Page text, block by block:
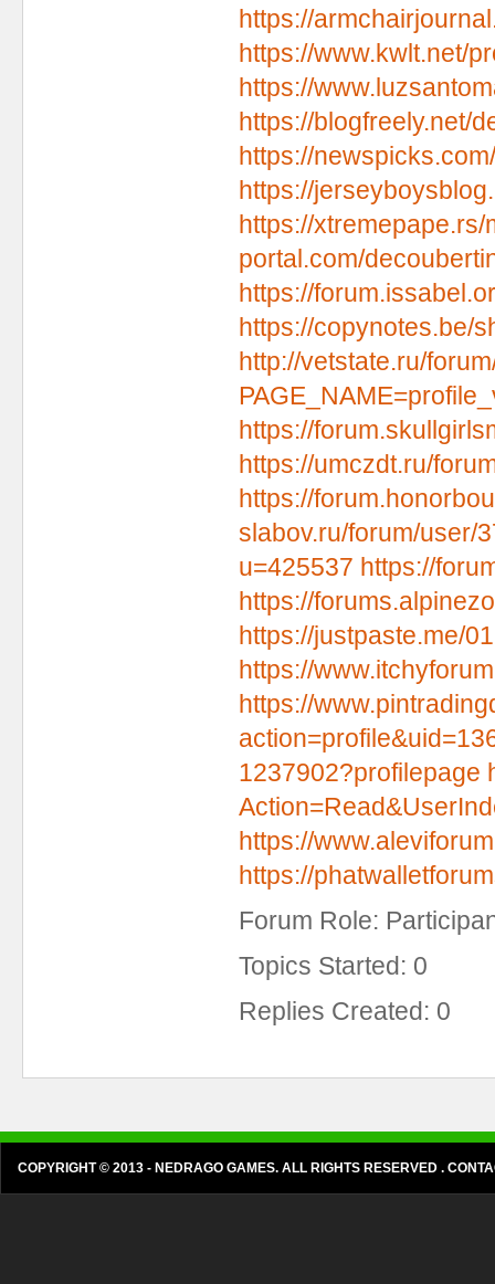
https://
https://www.kwlt.net/
https://
https://blogfreely.net/
https://
https://
https://
portal.com/
https://
https://copynotes.be/
http://vetstate.ru/
https://
https://umczdt.ru/
https://
slabov.ru/forum/user/
u=425537 https://
https://
https://justpaste.me/
https://
https://
1237902?profilepage
https://
https://
Forum Role:
Topics Started: 0
Replies Created: 0
COPYRIGHT © 2013 - NEDRAGO GAMES. ALL RIGHTS RESERVED .